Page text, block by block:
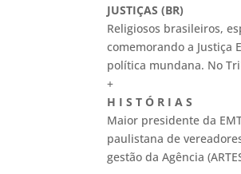
JUSTIÇAS (BR)
Religiosos brasileiros,
comemorando a Justiça
política mundana. No
+
H I S T Ó R I A S
Maior presidente da
paulistana de
gestão da Agência